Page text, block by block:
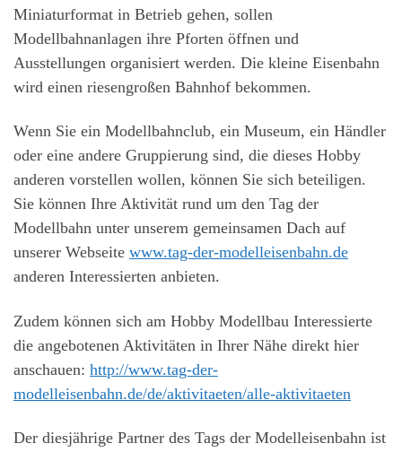
Miniaturformat in Betrieb gehen, sollen
Modellbahnanlagen ihre Pforten öffnen und
Ausstellungen organisiert werden. Die kleine Eisenbahn
wird einen riesengroßen Bahnhof bekommen.
Wenn Sie ein Modellbahnclub, ein Museum, ein Händler
oder eine andere Gruppierung sind, die dieses Hobby
anderen vorstellen wollen, können Sie sich beteiligen.
Sie können Ihre Aktivität rund um den Tag der
Modellbahn unter unserem gemeinsamen Dach auf
unserer Webseite www.tag-der-modelleisenbahn.de
anderen Interessierten anbieten.
Zudem können sich am Hobby Modellbau Interessierte
die angebotenen Aktivitäten in Ihrer Nähe direkt hier
anschauen: http://www.tag-der-
modelleisenbahn.de/de/aktivitaeten/alle-aktivitaeten
Der diesjährige Partner des Tags der Modelleisenbahn ist